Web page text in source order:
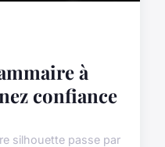
à
confiance
silhouette passe par